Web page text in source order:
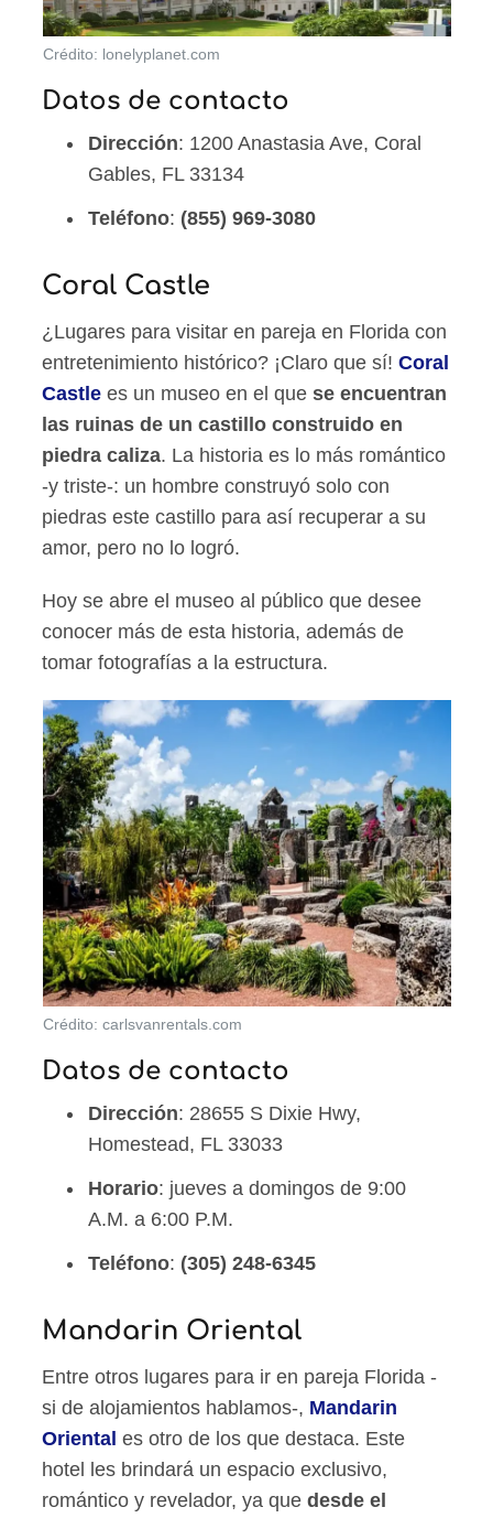
Crédito: lonelyplanet.com
Datos de contacto
Dirección: 1200 Anastasia Ave, Coral
Gables, FL 33134
Teléfono: (855) 969-3080
Coral Castle
¿Lugares para visitar en pareja en Florida con
entretenimiento histórico? ¡Claro que sí!Coral
Castle es un museo en el quese encuentran
las ruinas de un castillo construido en
piedra caliza. La historia es lo más romántico
-y triste-: un hombre construyó solo con
piedras este castillo para así recuperar a su
amor, pero no lo logró.
Hoy se abre el museo al público que desee
conocer más de esta historia, además de
tomar fotografías a la estructura.
Crédito: carlsvanrentals.com
Datos de contacto
Dirección: 28655 S Dixie Hwy,
Homestead, FL 33033
Horario: jueves a domingos de 9:00
A.M. a 6:00 P.M.
Teléfono: (305) 248-6345
Mandarin Oriental
Entre otros lugares para ir en pareja Florida -
si de alojamientos hablamos-, Mandarin
Oriental es otro de los que destaca. Este
hotel les brindará un espacio exclusivo,
romántico y revelador, ya quedesde el